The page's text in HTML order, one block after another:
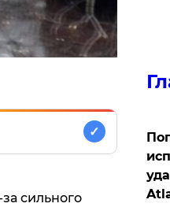
✓
сильного